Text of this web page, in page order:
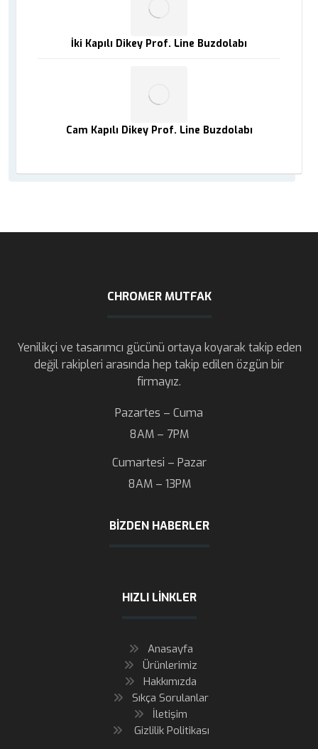
İki Kapılı Dikey Prof. Line Buzdolabı
Cam Kapılı Dikey Prof. Line Buzdolabı
CHROMER MUTFAK
Yenilikçi ve tasarımcı gücünü ortaya koyarak takip eden
değil rakipleri arasında hep takip edilen özgün bir
firmayız.
Pazartes – Cuma
8AM – 7PM
Cumartesi – Pazar
8AM – 13PM
BIZDEN HABERLER
HIZLI LINKLER
Anasayfa
Ürünlerimiz
Hakkımızda
Sıkça Sorulanlar
İletişim
Gizlilik Politikası